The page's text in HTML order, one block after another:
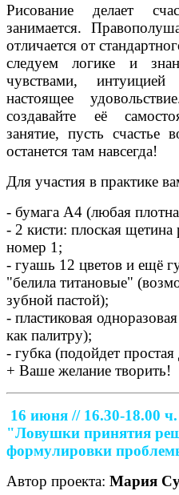
Рисование делает
занимается.
отличается от
следуем логике и
чувствами,
настоящее
создавайте её
занятие, пусть
останется там навсегда!
Для участия в практике
- бумага А4 (любая
- 2 кисти: плоская щетина
номер 1;
- гуашь 12 цветов и ещё
"белила титановые"
зубной пастой);
- пластиковая
как палитру);
- губка (подойдет
+ Ваше желание творить!
16 июня // 16.30-18.00
"Ловушки принятия
формулировки
Автор проекта: Мария